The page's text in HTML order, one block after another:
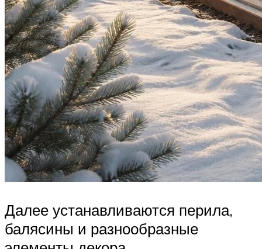
Далее устанавливаются перила,
балясины и разнообразные